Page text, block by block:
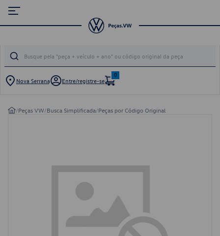
Nova Serrana Entre/registre-se
0
/Peças VW/Busca Simplificada/Peças por Código Original